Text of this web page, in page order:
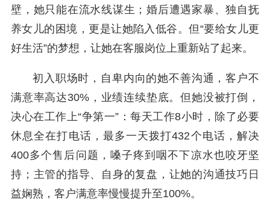
壁，她只能在流水线谋生；婚后遭遇家暴、独自抚
养女儿的困境，更是让她陷入低谷。但“要给女儿更
好生活”的梦想，让她在客服岗位上重新站了起来。
初入职场时，自卑内向的她不善沟通，客户不
满意率高达30%，业绩连续垫底。但她没被打倒，
决心在工作上“争第一”：每天工作8小时，除了必要
休息全在打电话，最多一天拨打432个电话，解决
400多个售后问题，嗓子疼到咽不下凉水也咬牙坚
持；主管的指导、自身的复盘，让她的沟通技巧日
益娴熟，客户满意率慢慢提升至100%。